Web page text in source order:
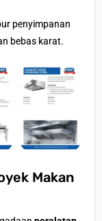
penyimpanan
bebas karat.
Makan